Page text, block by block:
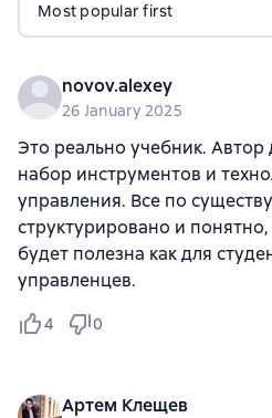
Most popular first
novov.alexey
26 January 2025
Это реально учебник.
набор инструментов и
управления. Все по
структурировано и
будет полезна как для
управленцев.
4 0
Артем Клещев